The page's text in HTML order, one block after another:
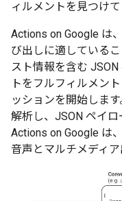
ィルメントを見つけ
Actions on Google は
び出しに適している
スト情報を含む
トをフルフィルメン
ッションを開始しま
解析し、JSON ペイロ
Actions on Google は
音声とマルチメディア